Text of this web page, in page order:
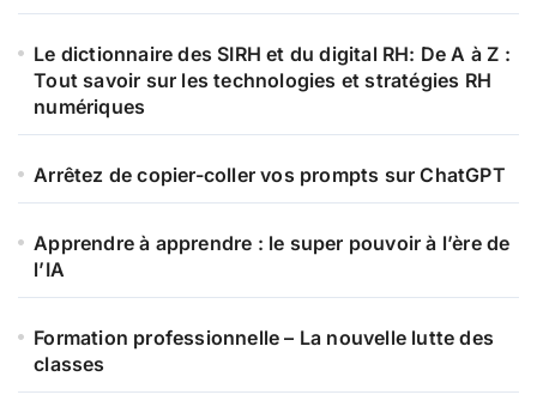
Le dictionnaire des SIRH et du digital RH: De A à Z :
Tout savoir sur les technologies et stratégies RH
numériques
Arrêtez de copier-coller vos prompts sur ChatGPT
Apprendre à apprendre : le super pouvoir à l’ère de
l’IA
Formation professionnelle – La nouvelle lutte des
classes